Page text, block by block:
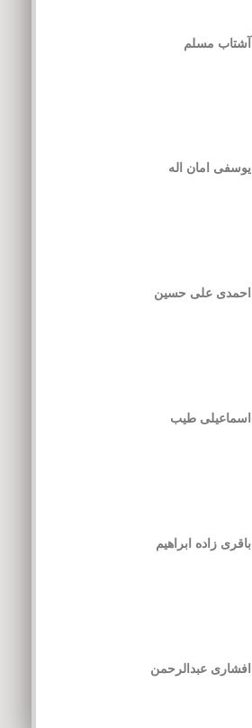
آشتاب مسلم
یوسفی امان اله
احمدی علی حسین
اسماعیلی طیب
باقری زاده ابراهیم
افشاری عبدالرحمن